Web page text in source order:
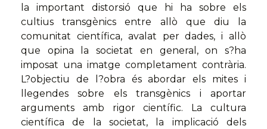
la important distorsió que hi ha sobre els
cultius transgènics entre allò que diu la
comunitat científica, avalat per dades, i allò
que opina la societat en general, on s?ha
imposat una imatge completament contrària.
L?objectiu de l?obra és abordar els mites i
llegendes sobre els transgènics i aportar
arguments amb rigor científic. La cultura
científica de la societat, la implicació dels